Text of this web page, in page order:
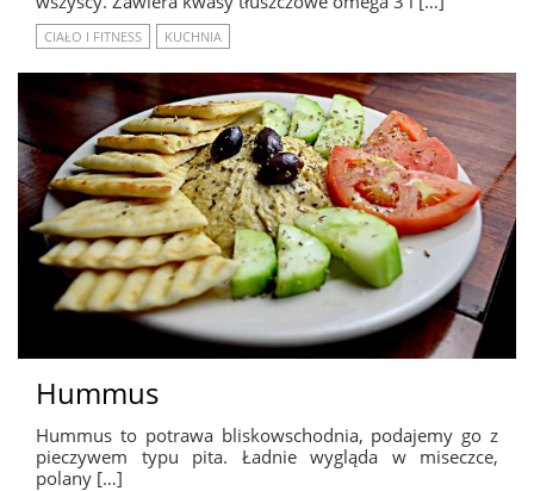
CIAŁO I FITNESS KUCHNIA
Hummus
Hummus to potrawa bliskowschodnia, podajemy go z
pieczywem typu pita. Ładnie wygląda w miseczce,
polany […]